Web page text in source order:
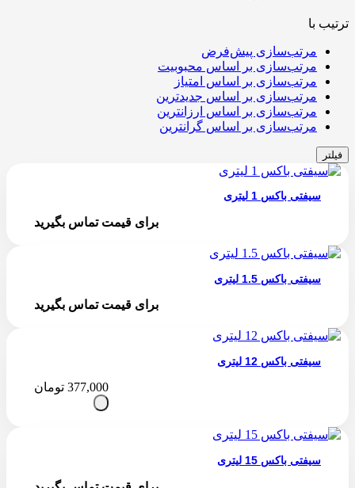
ترتیب با
مرتب‌سازی پیش‌فرض
مرتب‌سازی بر اساس محبوبیت
مرتب‌سازی بر اساس امتیاز
مرتب‌سازی بر اساس جدیدترین
مرتب‌سازی بر اساس ارزانترین
مرتب‌سازی بر اساس گرانترین
فیلتر
سیفتی باکس 1 لیتری
برای قیمت تماس بگیرید
سیفتی باکس 1.5 لیتری
برای قیمت تماس بگیرید
سیفتی باکس 12 لیتری
377,000 تومان
سیفتی باکس 15 لیتری